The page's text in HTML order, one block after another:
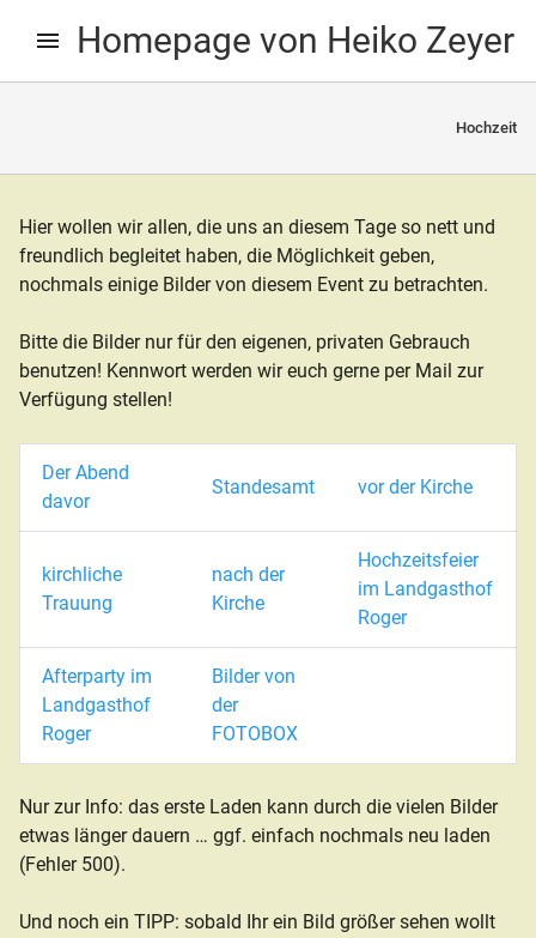
Homepage von Heiko Zeyer
Hochzeit
Hier wollen wir allen, die uns an diesem Tage so nett und
freundlich begleitet haben, die Möglichkeit geben,
nochmals einige Bilder von diesem Event zu betrachten.
Bitte die Bilder nur für den eigenen, privaten Gebrauch
benutzen! Kennwort werden wir euch gerne per Mail zur
Verfügung stellen!
Der Abend
davor
Standesamt vor der Kirche
kirchliche
Trauung
nach der
Kirche
Hochzeitsfeier
im Landgasthof
Roger
Afterparty im
Landgasthof
Roger
Bilder von
der
FOTOBOX
Nur zur Info: das erste Laden kann durch die vielen Bilder
etwas länger dauern … ggf. einfach nochmals neu laden
(Fehler 500).
Und noch ein TIPP: sobald Ihr ein Bild größer sehen wollt
child menu